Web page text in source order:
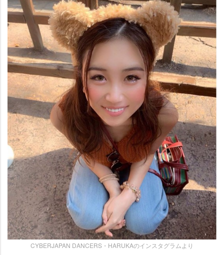
CYBERJAPAN DANCERS・HARUKAのインスタグラムより